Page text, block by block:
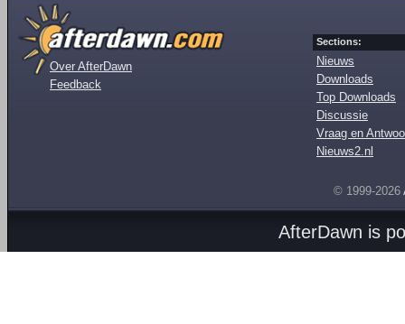
Over AfterDawn
Feedback
Sections:
Nieuws
Downloads
Top Downloads
Discussie
Vraag en
Nieuws2.nl
© 1999-2026
AfterDawn is